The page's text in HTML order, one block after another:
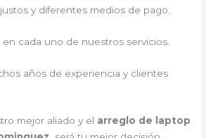
y diferentes medios de pago.
cada uno de nuestros servicios.
años de experiencia y clientes
mejor aliado y el arreglo de laptop